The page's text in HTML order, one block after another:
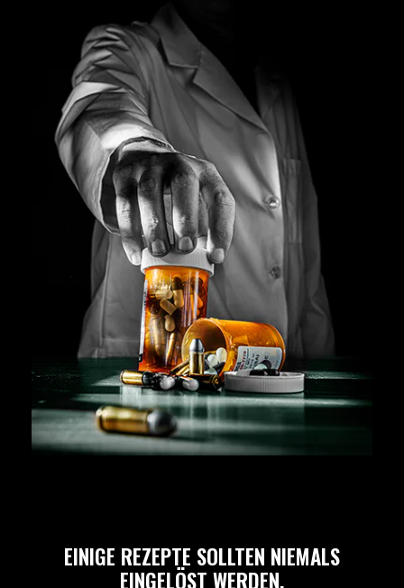
EINIGE REZEPTE SOLLTEN NIEMALS
EINGELÖST WERDEN.